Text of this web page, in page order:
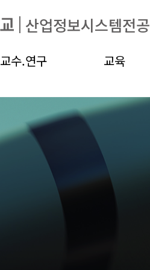
| 산업정보시스템전공
교수.연구 교육